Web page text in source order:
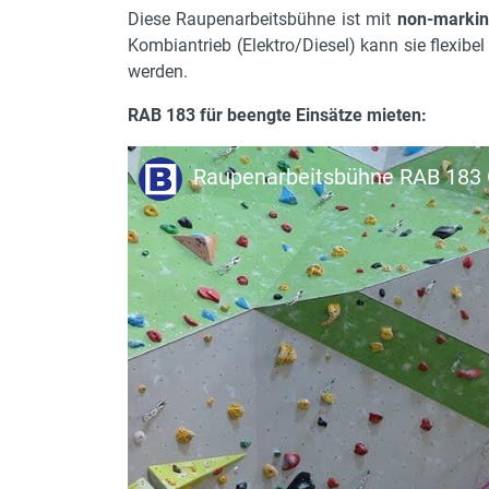
Antrieb
Leergewicht
Armart
Höhe Transportstellung in m
Korbgröße
max. Steigfähigkeit in %
max. Bodenfreiheit
Fahrgeschwindigkeit max.
verkranbar
max. seitl. Reichweite
min. Abstützfläche L x B
Diese Raupenarbeitsbühne ist mit non-
Kombiantrieb (Elektro/Diesel) kann sie
werden.
RAB 183 für beengte Einsätze mieten:
Raupenarbeitsbühne RAB